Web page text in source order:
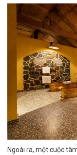
Ngoài ra, một cuộc